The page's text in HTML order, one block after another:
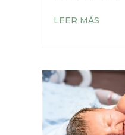
LEER MÁS